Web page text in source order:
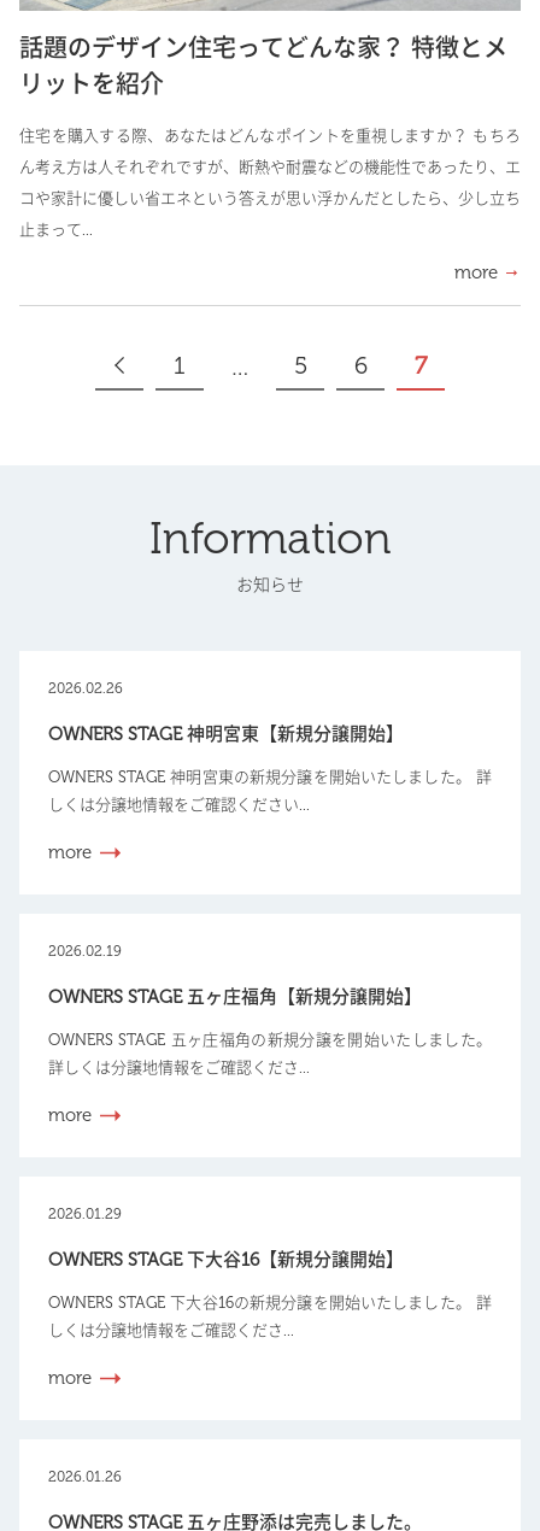
話題のデザイン住宅ってどんな家？ 特徴とメ
リットを紹介
住宅を購入する際、あなたはどんなポイントを重視しますか？ もちろ
ん考え方は人それぞれですが、断熱や耐震などの機能性であったり、エ
コや家計に優しい省エネという答えが思い浮かんだとしたら、少し立ち
止まって...
more
1 … 5 6 7
Information
お知らせ
2026.02.26
OWNERS STAGE 神明宮東【新規分譲開始】
OWNERS STAGE 神明宮東の新規分譲を開始いたしました。 詳
しくは分譲地情報をご確認ください...
more
2026.02.19
OWNERS STAGE 五ヶ庄福角【新規分譲開始】
OWNERS STAGE 五ヶ庄福角の新規分譲を開始いたしました。
詳しくは分譲地情報をご確認くださ...
more
2026.01.29
OWNERS STAGE 下大谷16【新規分譲開始】
OWNERS STAGE 下大谷16の新規分譲を開始いたしました。 詳
しくは分譲地情報をご確認くださ...
more
2026.01.26
OWNERS STAGE 五ヶ庄野添は完売しました。